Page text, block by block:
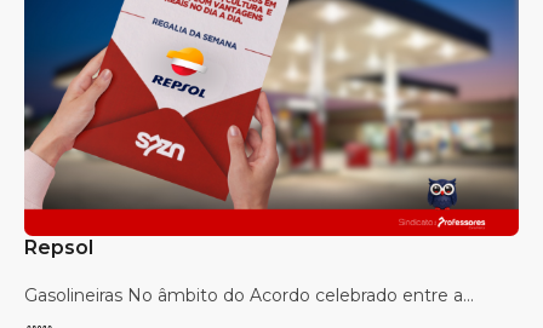
Repsol
Gasolineiras No âmbito do Acordo celebrado entre a...